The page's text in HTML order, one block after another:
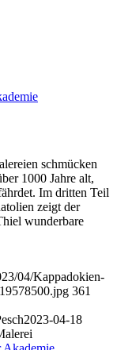
schmücken
1000 Jahre alt,
Im dritten Teil
zeigt der
wunderbare
04/Kappadokien-
361
2023-04-18